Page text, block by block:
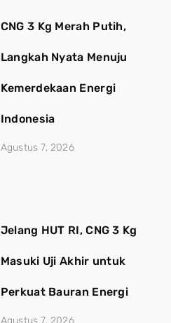
CNG 3 Kg Merah Putih,
Langkah Nyata Menuju
Kemerdekaan Energi
Indonesia
Agustus 7, 2026
Jelang HUT RI, CNG 3 Kg
Masuki Uji Akhir untuk
Perkuat Bauran Energi
Agustus 7, 2026